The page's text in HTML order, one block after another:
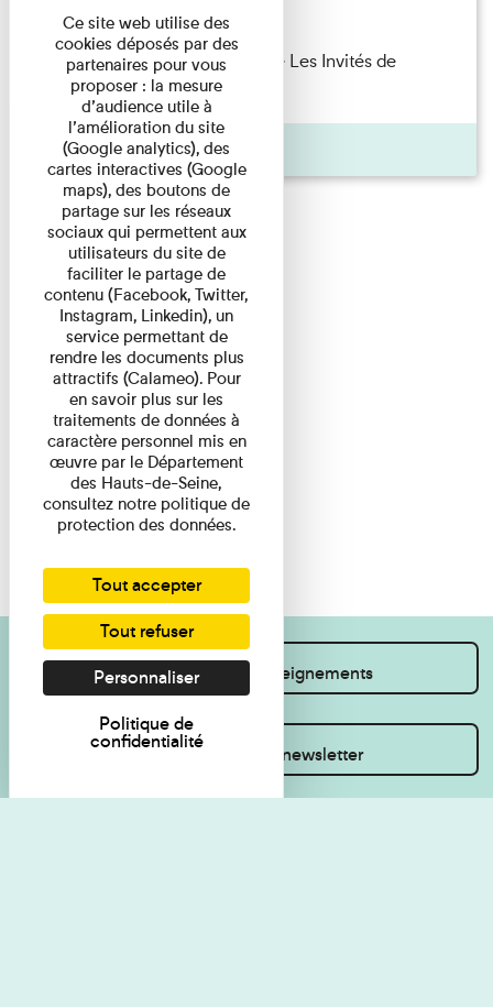
Lecture
Marie Cosnay — Toi et ton frère Les Invités de
l'Imprimerie n°10 À ...
Pages
Je souhaite des renseignements
Inscrivez-vous à la newsletter
Ce site web utilise des
cookies déposés par des
partenaires pour vous
proposer : la mesure
d’audience utile à
l’amélioration du site
(Google analytics), des
cartes interactives (Google
maps), des boutons de
partage sur les réseaux
sociaux qui permettent aux
utilisateurs du site de
faciliter le partage de
contenu (Facebook, Twitter,
Instagram, Linkedin), un
service permettant de
rendre les documents plus
attractifs (Calameo). Pour
en savoir plus sur les
traitements de données à
caractère personnel mis en
œuvre par le Département
des Hauts-de-Seine,
consultez notre politique de
protection des données.
Tout accepter
Tout refuser
Personnaliser
Politique de
confidentialité